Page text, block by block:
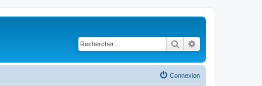
Rechercher
Connexion